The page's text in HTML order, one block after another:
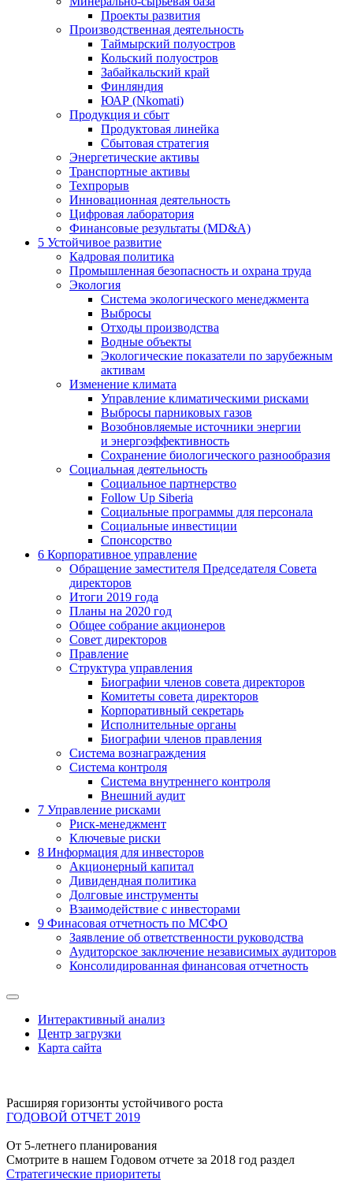
Проекты развития
Производственная деятельность
Таймырский полуостров
Кольский полуостров
Забайкальский край
Финляндия
ЮАР (Nkomati)
Продукция и сбыт
Продуктовая линейка
Сбытовая стратегия
Энергетические активы
Транспортные активы
Техпрорыв
Инновационная деятельность
Цифровая лаборатория
Финансовые результаты (MD&A)
5 Устойчивое развитие
Кадровая политика
Промышленная безопасность и охрана труда
Экология
Система экологического менеджмента
Выбросы
Отходы производства
Водные объекты
Экологические показатели по зарубежным
активам
Изменение климата
Управление климатическими рисками
Выбросы парниковых газов
Возобновляемые источники энергии
и энергоэффективность
Сохранение биологического разнообразия
Социальная деятельность
Социальное партнерство
Follow Up Siberia
Социальные программы для персонала
Социальные инвестиции
Спонсорство
6 Корпоративное управление
Обращение заместителя Председателя Совета
директоров
Итоги 2019 года
Планы на 2020 год
Общее собрание акционеров
Совет директоров
Правление
Структура управления
Биографии членов совета директоров
Комитеты совета директоров
Корпоративный секретарь
Исполнительные органы
Биографии членов правления
Система вознаграждения
Система контроля
Система внутреннего контроля
Внешний аудит
7 Управление рисками
Риск-менеджмент
Ключевые риски
8 Информация для инвесторов
Акционерный капитал
Дивидендная политика
Долговые инструменты
Взаимодействие с инвеcторами
9 Финасовая отчетность по МСФО
Заявление об ответственности руководства
Аудиторское заключение независимых аудиторов
Консолидированная финансовая отчетность
Интерактивный анализ
Центр загрузки
Карта сайта
Расширяя горизонты устойчивого роста
ГОДОВОЙ ОТЧЕТ 2019
От 5-летнего планирования
Смотрите в нашем Годовом отчете за 2018 год раздел
Стратегические приоритеты